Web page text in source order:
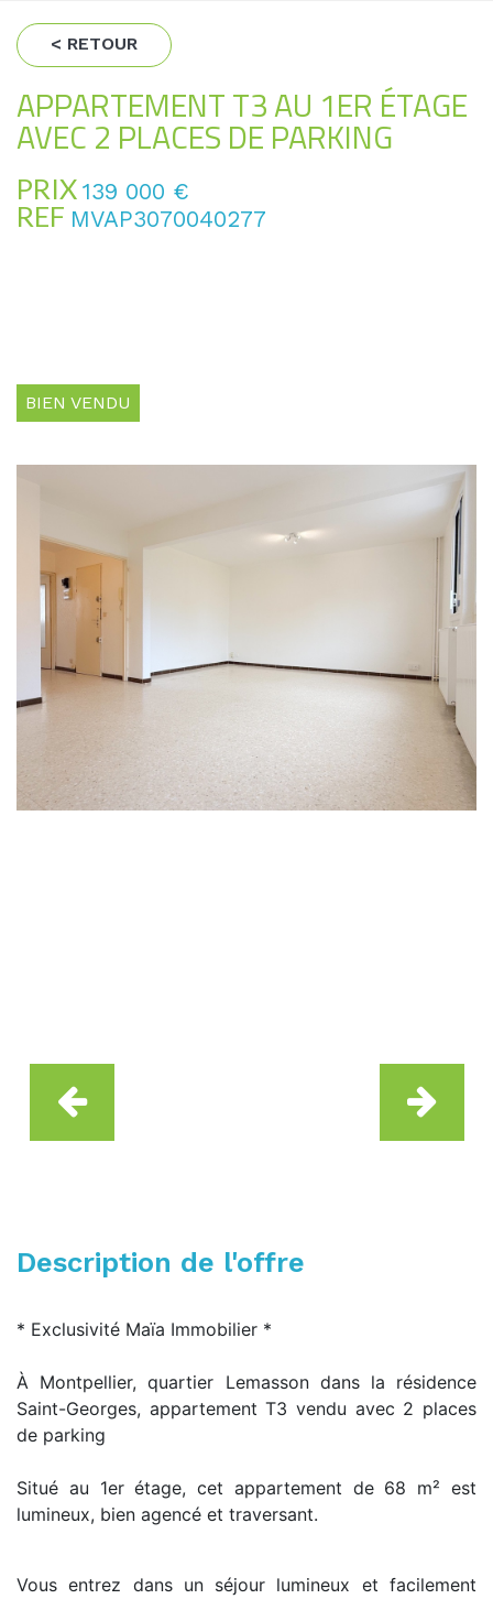
< RETOUR
APPARTEMENT T3 AU 1ER ÉTAGE
AVEC 2 PLACES DE PARKING
PRIX 139 000 €
REF MVAP3070040277
BIEN VENDU
Description de l'offre
* Exclusivité Maïa Immobilier *
À Montpellier, quartier Lemasson dans la résidence
Saint-Georges, appartement T3 vendu avec 2 places
de parking
Situé au 1er étage, cet appartement de 68 m² est
lumineux, bien agencé et traversant.
Vous entrez dans un séjour lumineux et facilement